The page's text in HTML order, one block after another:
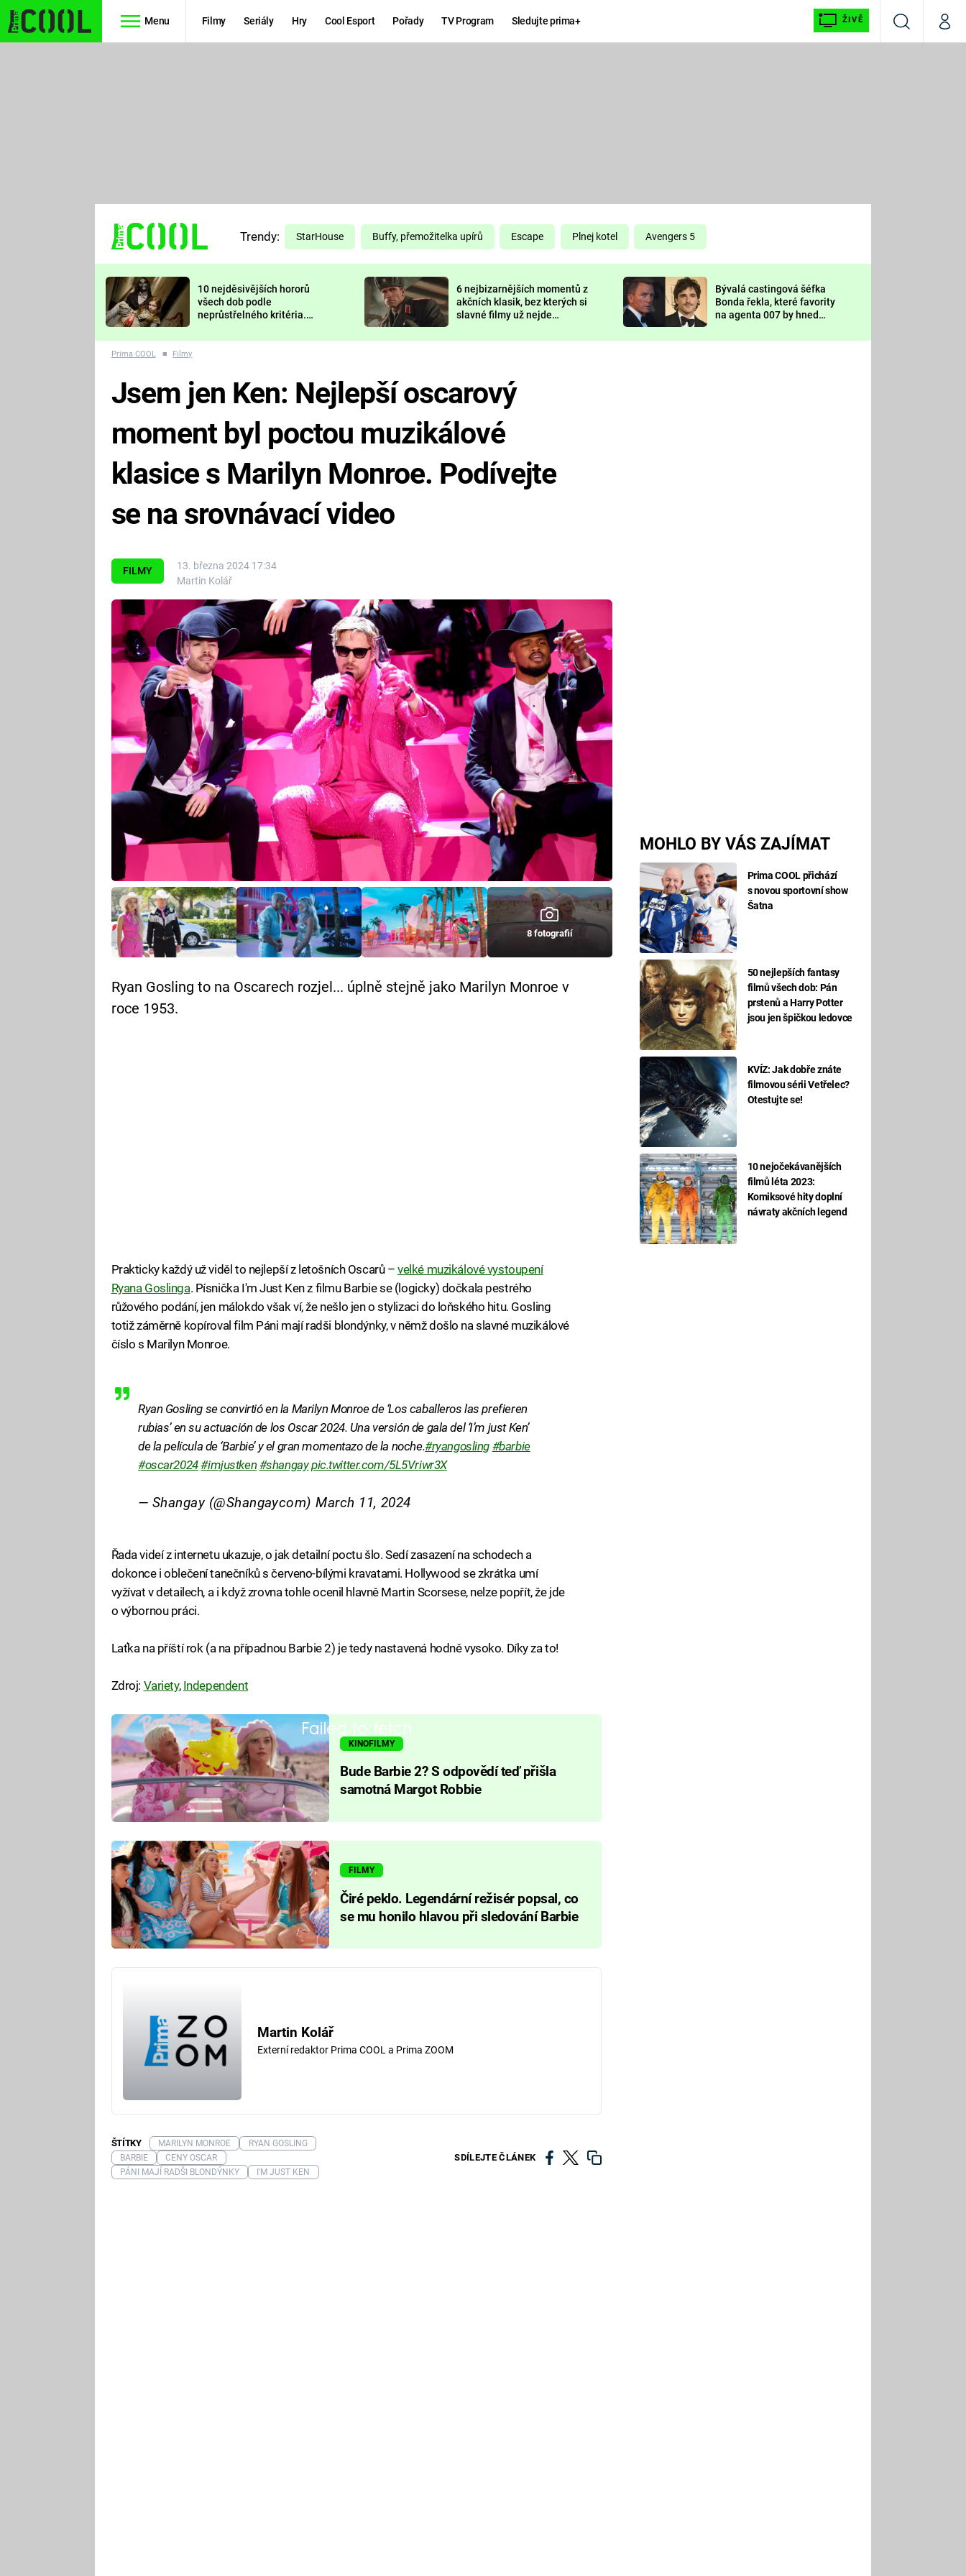
Menu Filmy Seriály Hry Cool Esport Pořady TV Program Sledujte prima+ ŽIVĚ
VyhledáváníMůj
TŘESKU
FUTURAMA
PREDÁTOR
DELIVERANCE
KOMEDIE
CHUCK
NORRIS
DEADPOOL
Prima LAJK
Sledujte nás
Trendy: StarHouse Buffy, přemožitelka upírů Escape Plnej kotel Avengers 5
10 nejděsivějších hororů
všech dob podle
neprůstřelného kritéria.
nejvíc zvednou tep?
6 nejbizarnějších momentů z
akčních klasik, bez kterých si
slavné filmy už nejde
Bývalá castingová šéfka
Bonda řekla, které favority
na agenta 007 by hned
Prima COOL ■ Filmy
FILMY
13. března 2024 17:34
Martin Kolář
MOHLO BY VÁS ZAJÍMAT
Prima COOL přichází
s novou sportovní show
Šatna
50 nejlepších fantasy
filmů všech dob: Pán
prstenů a Harry Potter
jsou jen špičkou ledovce
KVÍZ: Jak dobře znáte
filmovou sérii Vetřelec?
Otestujte se!
10 nejočekávanějších
filmů léta 2023:
Komiksové hity doplní
návraty akčních legend
Jsem jen Ken: Nejlepší oscarový
moment byl poctou muzikálové
klasice s Marilyn Monroe. Podívejte
se na srovnávací video
8 fotografií
Ryan Gosling to na Oscarech rozjel... úplně stejně jako Marilyn Monroe v
roce 1953.
Prakticky každý už viděl to nejlepší z letošních Oscarů –velké muzikálové vystoupení
Ryana Goslinga. Písnička I'm Just Ken z filmu Barbie se (logicky) dočkala pestrého
růžového podání, jen málokdo však ví, že nešlo jen o stylizaci do loňského hitu. Gosling
totiž záměrně kopíroval film Páni mají radši blondýnky, v němž došlo na slavné muzikálové
číslo s Marilyn Monroe.
Ryan Gosling se convirtió en la Marilyn Monroe de ‘Los caballeros las prefieren
rubias’ en su actuación de los Oscar 2024. Una versión de gala del ‘I’m just Ken’
de la película de ‘Barbie’ y el gran momentazo de la noche.#ryangosling #barbie
#oscar2024#imjustken #shangaypic.twitter.com/5L5Vriwr3X
— Shangay (@Shangaycom)March 11, 2024
Řada videí z internetu ukazuje, o jak detailní poctu šlo. Sedí zasazení na schodech a
dokonce i oblečení tanečníků s červeno-bílými kravatami. Hollywood se zkrátka umí
vyžívat v detailech, a i když zrovna tohle ocenil hlavně Martin Scorsese, nelze popřít, že jde
o výbornou práci.
Laťka na příští rok (a na případnou Barbie 2) je tedy nastavená hodně vysoko. Díky za to!
Zdroj: Variety, Independent
Failed to fetch
KINOFILMY
Bude Barbie 2? S odpovědí teď přišla
samotná Margot Robbie
FILMY
Čiré peklo. Legendární režisér popsal, co
se mu honilo hlavou při sledování Barbie
Martin Kolář
Externí redaktor Prima COOL a Prima ZOOM
SDÍLEJTE ČLÁNEK
ŠTÍTKY MARILYN MONROE
RYAN GOSLING
BARBIE
CENY OSCAR
PÁNI MAJÍ RADŠI BLONDÝNKY
I'M JUST KEN